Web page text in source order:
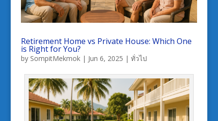
Retirement Home vs Private House: Which One
is Right for You?
by SompitMekmok| Jun 6, 2025 | ทั่วไป